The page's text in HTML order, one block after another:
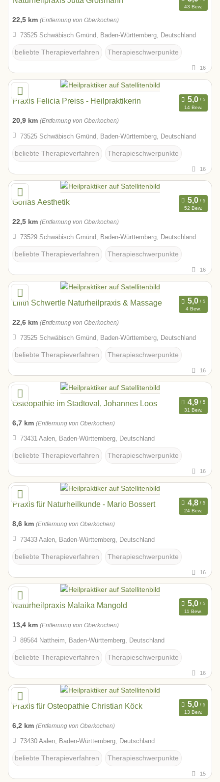
43 Bew.
22,5 km (Entfernung von Oberkochen)
73525 Schwäbisch Gmünd, Baden-Württemberg, Deutschland
beliebte Therapieverfahren Therapieschwerpunkte
16
Praxis Felicia Preiss - Heilpraktikerin
14 Bew.
20,9 km (Entfernung von Oberkochen)
73525 Schwäbisch Gmünd, Baden-Württemberg, Deutschland
beliebte Therapieverfahren Therapieschwerpunkte
16
Gorlas Aesthetik
52 Bew.
22,5 km (Entfernung von Oberkochen)
73529 Schwäbisch Gmünd, Baden-Württemberg, Deutschland
beliebte Therapieverfahren Therapieschwerpunkte
16
Lilith Schwertle Naturheilpraxis & Massage
4 Bew.
22,6 km (Entfernung von Oberkochen)
73525 Schwäbisch Gmünd, Baden-Württemberg, Deutschland
beliebte Therapieverfahren Therapieschwerpunkte
16
Osteopathie im Stadtoval, Johannes Loos
31 Bew.
6,7 km (Entfernung von Oberkochen)
73431 Aalen, Baden-Württemberg, Deutschland
beliebte Therapieverfahren Therapieschwerpunkte
16
Praxis für Naturheilkunde - Mario Bossert
24 Bew.
8,6 km (Entfernung von Oberkochen)
73433 Aalen, Baden-Württemberg, Deutschland
beliebte Therapieverfahren Therapieschwerpunkte
16
Naturheilpraxis Malaika Mangold
11 Bew.
13,4 km (Entfernung von Oberkochen)
89564 Nattheim, Baden-Württemberg, Deutschland
beliebte Therapieverfahren Therapieschwerpunkte
16
Praxis für Osteopathie Christian Köck
13 Bew.
6,2 km (Entfernung von Oberkochen)
73430 Aalen, Baden-Württemberg, Deutschland
beliebte Therapieverfahren Therapieschwerpunkte
15